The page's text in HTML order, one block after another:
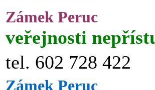
Zámek Peruc
veřejnosti
tel. 602 728 422
Zámek Peruc